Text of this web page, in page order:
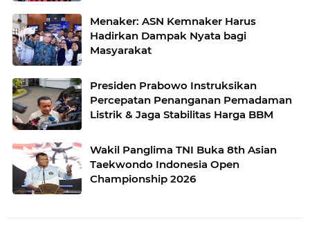
Menaker: ASN Kemnaker Harus
Hadirkan Dampak Nyata bagi
Masyarakat
Presiden Prabowo Instruksikan
Percepatan Penanganan Pemadaman
Listrik & Jaga Stabilitas Harga BBM
Wakil Panglima TNI Buka 8th Asian
Taekwondo Indonesia Open
Championship 2026